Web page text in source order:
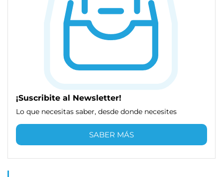
¡Suscribite al Newsletter!
Lo que necesitas saber, desde donde necesites
SABER MÁS